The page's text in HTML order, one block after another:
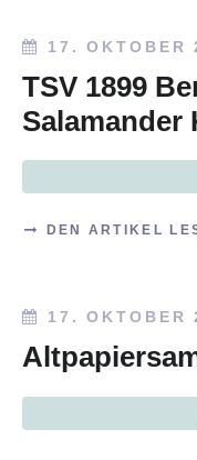
17. OKTOBER
TSV 1899
Salamander
DEN ARTIKEL
17. OKTOBER